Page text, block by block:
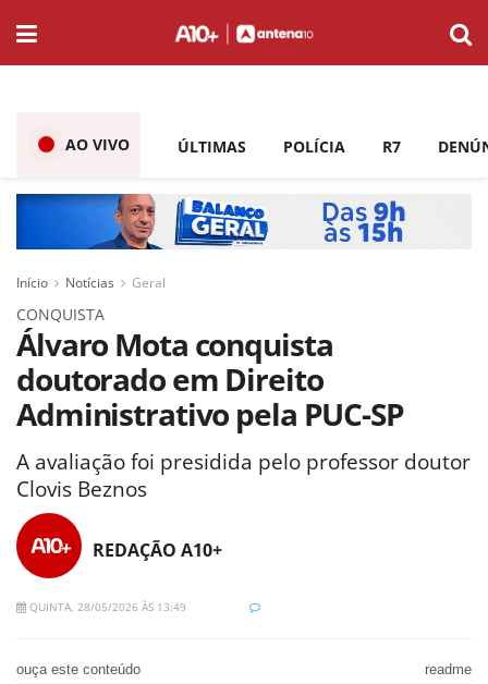
AO VIVO ÚLTIMAS POLÍCIA R7
Início Notícias Geral
CONQUISTA
Álvaro Mota conquista
doutorado em Direito
Administrativo pela PUC-SP
A avaliação foi presidida pelo professor doutor
Clovis Beznos
REDAÇÃO A10+
QUINTA, 28/05/2026 ÀS 13:49
ouça este conteúdo readme